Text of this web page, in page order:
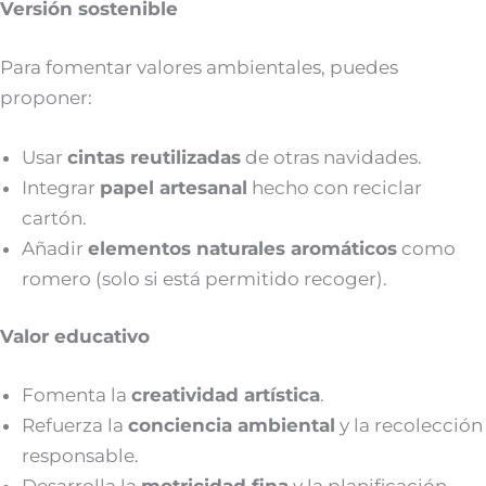
Versión sostenible
Para fomentar valores ambientales, puedes
proponer:
Usar cintas reutilizadas de otras navidades.
Integrar papel artesanal hecho con reciclar
cartón.
Añadir elementos naturales aromáticos como
romero (solo si está permitido recoger).
Valor educativo
Fomenta la creatividad artística.
Refuerza la conciencia ambiental y la recolección
responsable.